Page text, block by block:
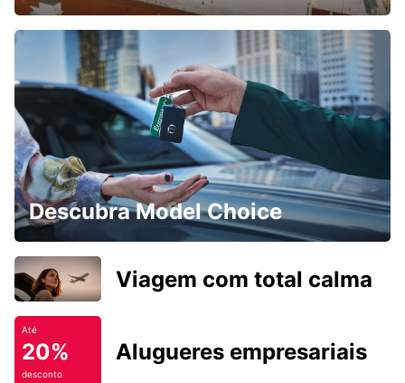
Descubra Model Choice
Viagem com total calma
Até
20%
desconto
Alugueres empresariais